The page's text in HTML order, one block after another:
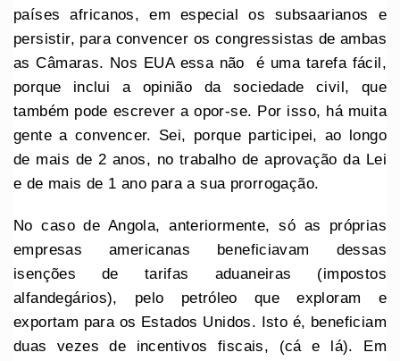
países africanos, em especial os subsaarianos e
persistir, para convencer os congressistas de ambas
as Câmaras. Nos EUA essa não é uma tarefa fácil,
porque inclui a opinião da sociedade civil, que
também pode escrever a opor-se. Por isso, há muita
gente a convencer. Sei, porque participei, ao longo
de mais de 2 anos, no trabalho de aprovação da Lei
e de mais de 1 ano para a sua prorrogação.
No caso de Angola, anteriormente, só as próprias
empresas americanas beneficiavam dessas
isenções de tarifas aduaneiras (impostos
alfandegários), pelo petróleo que exploram e
exportam para os Estados Unidos. Isto é, beneficiam
duas vezes de incentivos fiscais, (cá e lá). Em